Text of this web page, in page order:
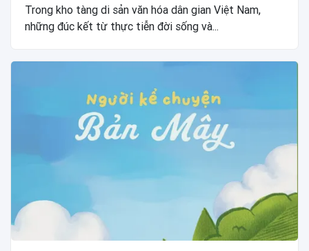
Trong kho tàng di sản văn hóa dân gian Việt Nam,
những đúc kết từ thực tiễn đời sống và...